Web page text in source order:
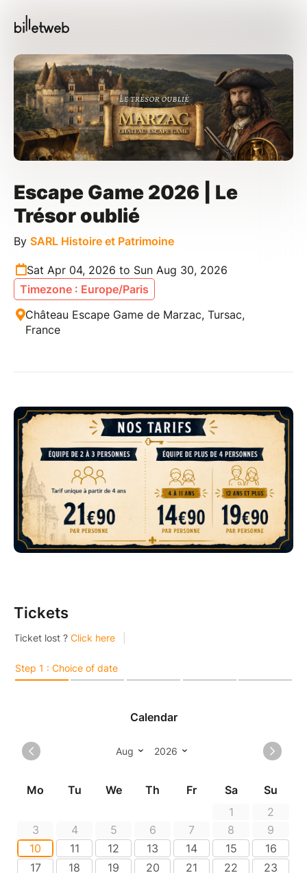
Escape Game 2026 | Le
Trésor oublié
By SARL Histoire et Patrimoine
Sat Apr 04, 2026 to Sun Aug 30, 2026
Timezone : Europe/Paris
Château Escape Game de Marzac, Tursac,
France
Tickets